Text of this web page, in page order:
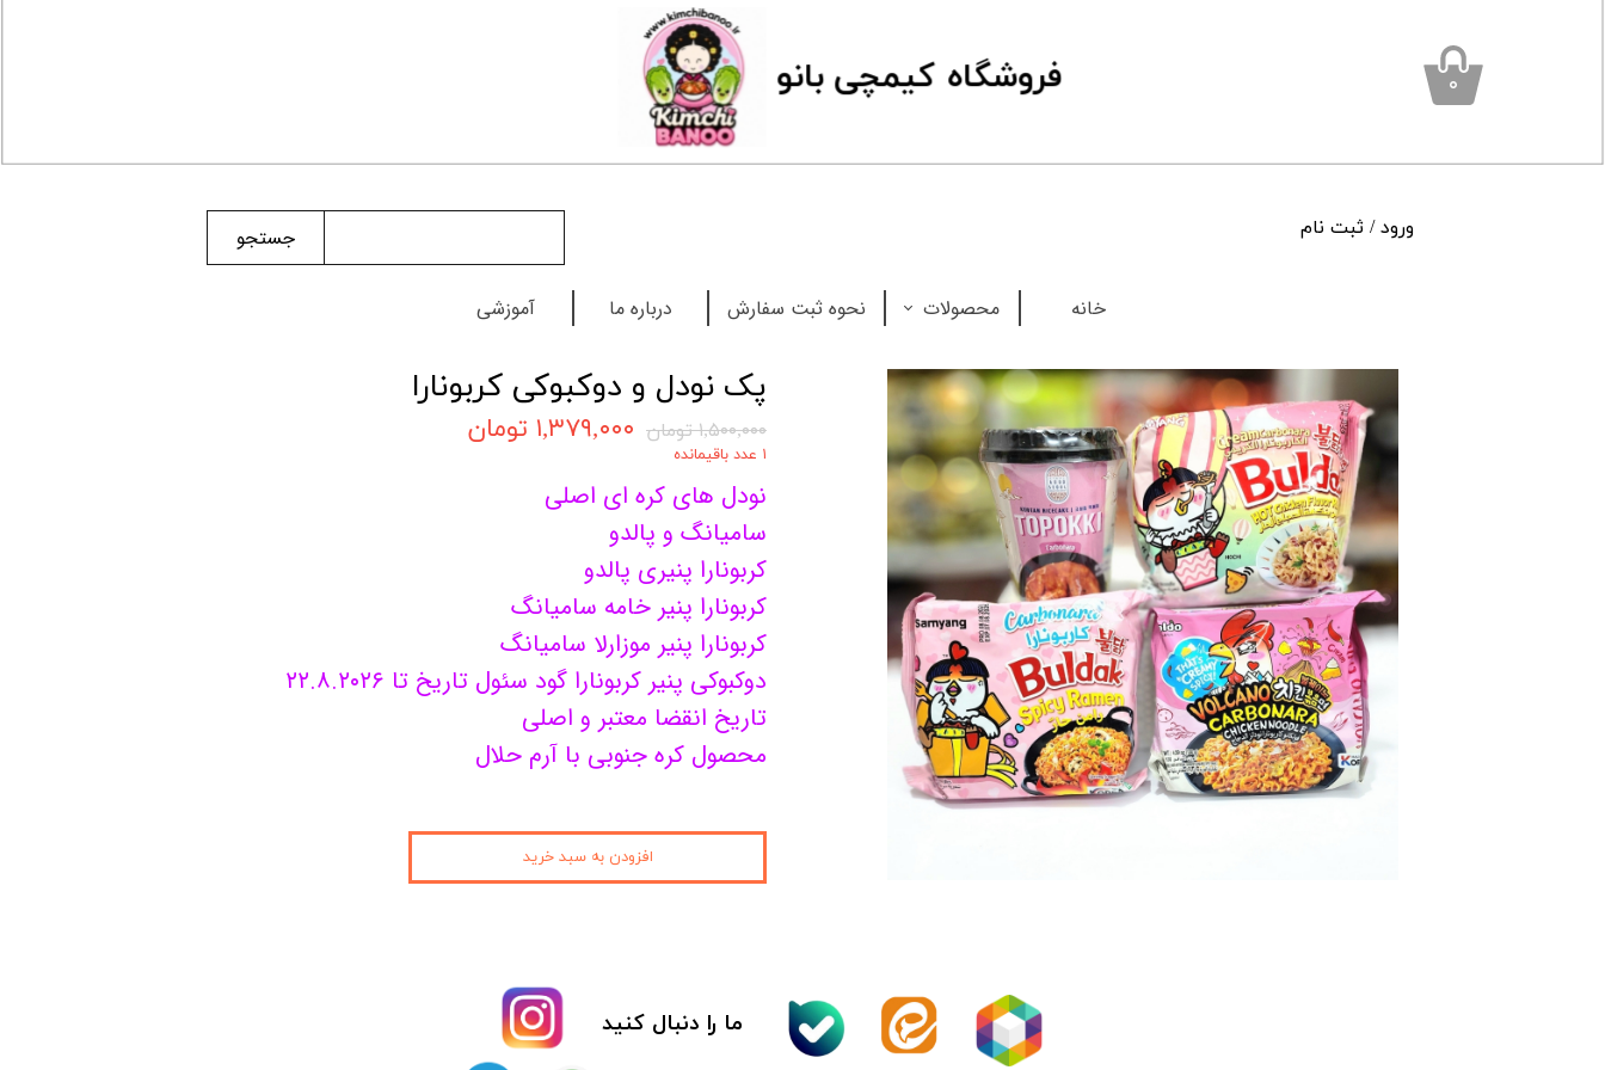
فروشگاه کیمچی بانو
جستجو ورود / ثبت نام
خروج از حساب کاربری
خانه
محصولات
نودل
چاپستیک
بابل تی
سس
کیمچی
اسنک
پاستیل و مارشمالو
دوکبوکی
وسایل سوشی
آدامس
عمده
نحوه ثبت سفارش درباره ما آموزشی
۰
پک نودل و دوکبوکی کربونارا
۱,۵۰۰,۰۰۰ تومان ۱,۳۷۹,۰۰۰ تومان
۱ عدد باقیمانده
نودل های کره ای اصلی
سامیانگ و پالدو
کربونارا پنیری پالدو
کربونارا پنیر خامه سامیانگ
کربونارا پنیر موزارلا سامیانگ
دوکبوکی پنیر کربونارا گود سئول تاریخ تا ۲۲.۸.۲۰۲۶
تاریخ انقضا معتبر و اصلی
محصول کره جنوبی با آرم حلال
افزودن به سبد خرید
ما را دنبال کنید